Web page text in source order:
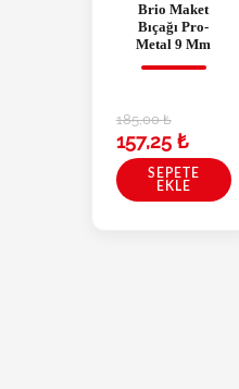
Brio Maket
Bıçağı Pro-
Metal 9 Mm
185,00₺
157,25 ₺
SEPETE
EKLE